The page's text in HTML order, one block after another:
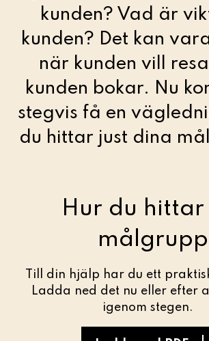
kunden? Vad är
kunden? Det kan
när kunden vill
kunden bokar. Nu
stegvis få en
du hittar just dina
Hur du hittar
målgrupp
Till din hjälp har du ett
Ladda ned det nu eller efter
igenom stegen.